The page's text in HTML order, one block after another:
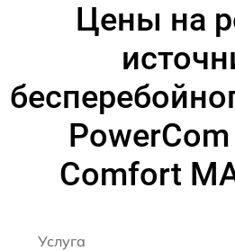
Цены на
Comfort
Услуга